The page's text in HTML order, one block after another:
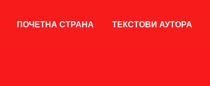
ПОЧЕТНА СТРАНА ТЕКСТОВИ АУТОРА